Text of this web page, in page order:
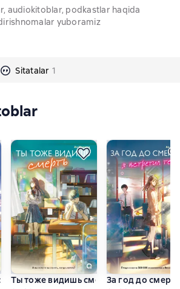
audiokitoblar, podkastlar haqida
yuboramiz
Sitatalar 1
один день
Ты тоже видишь смертьЗа год до